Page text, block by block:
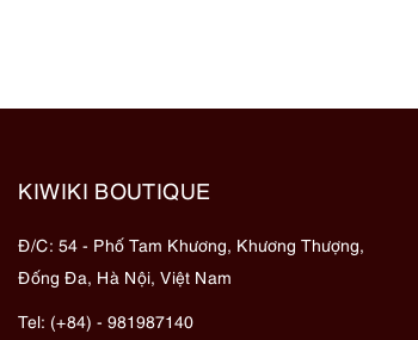
KIWIKI BOUTIQUE
Đ/C: 54 - Phố Tam Khương, Khương Thượng,
Đống Đa, Hà Nội, Việt Nam
Tel: (+84) - 981987140